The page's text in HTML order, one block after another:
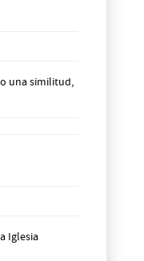
una similitud,
Iglesia